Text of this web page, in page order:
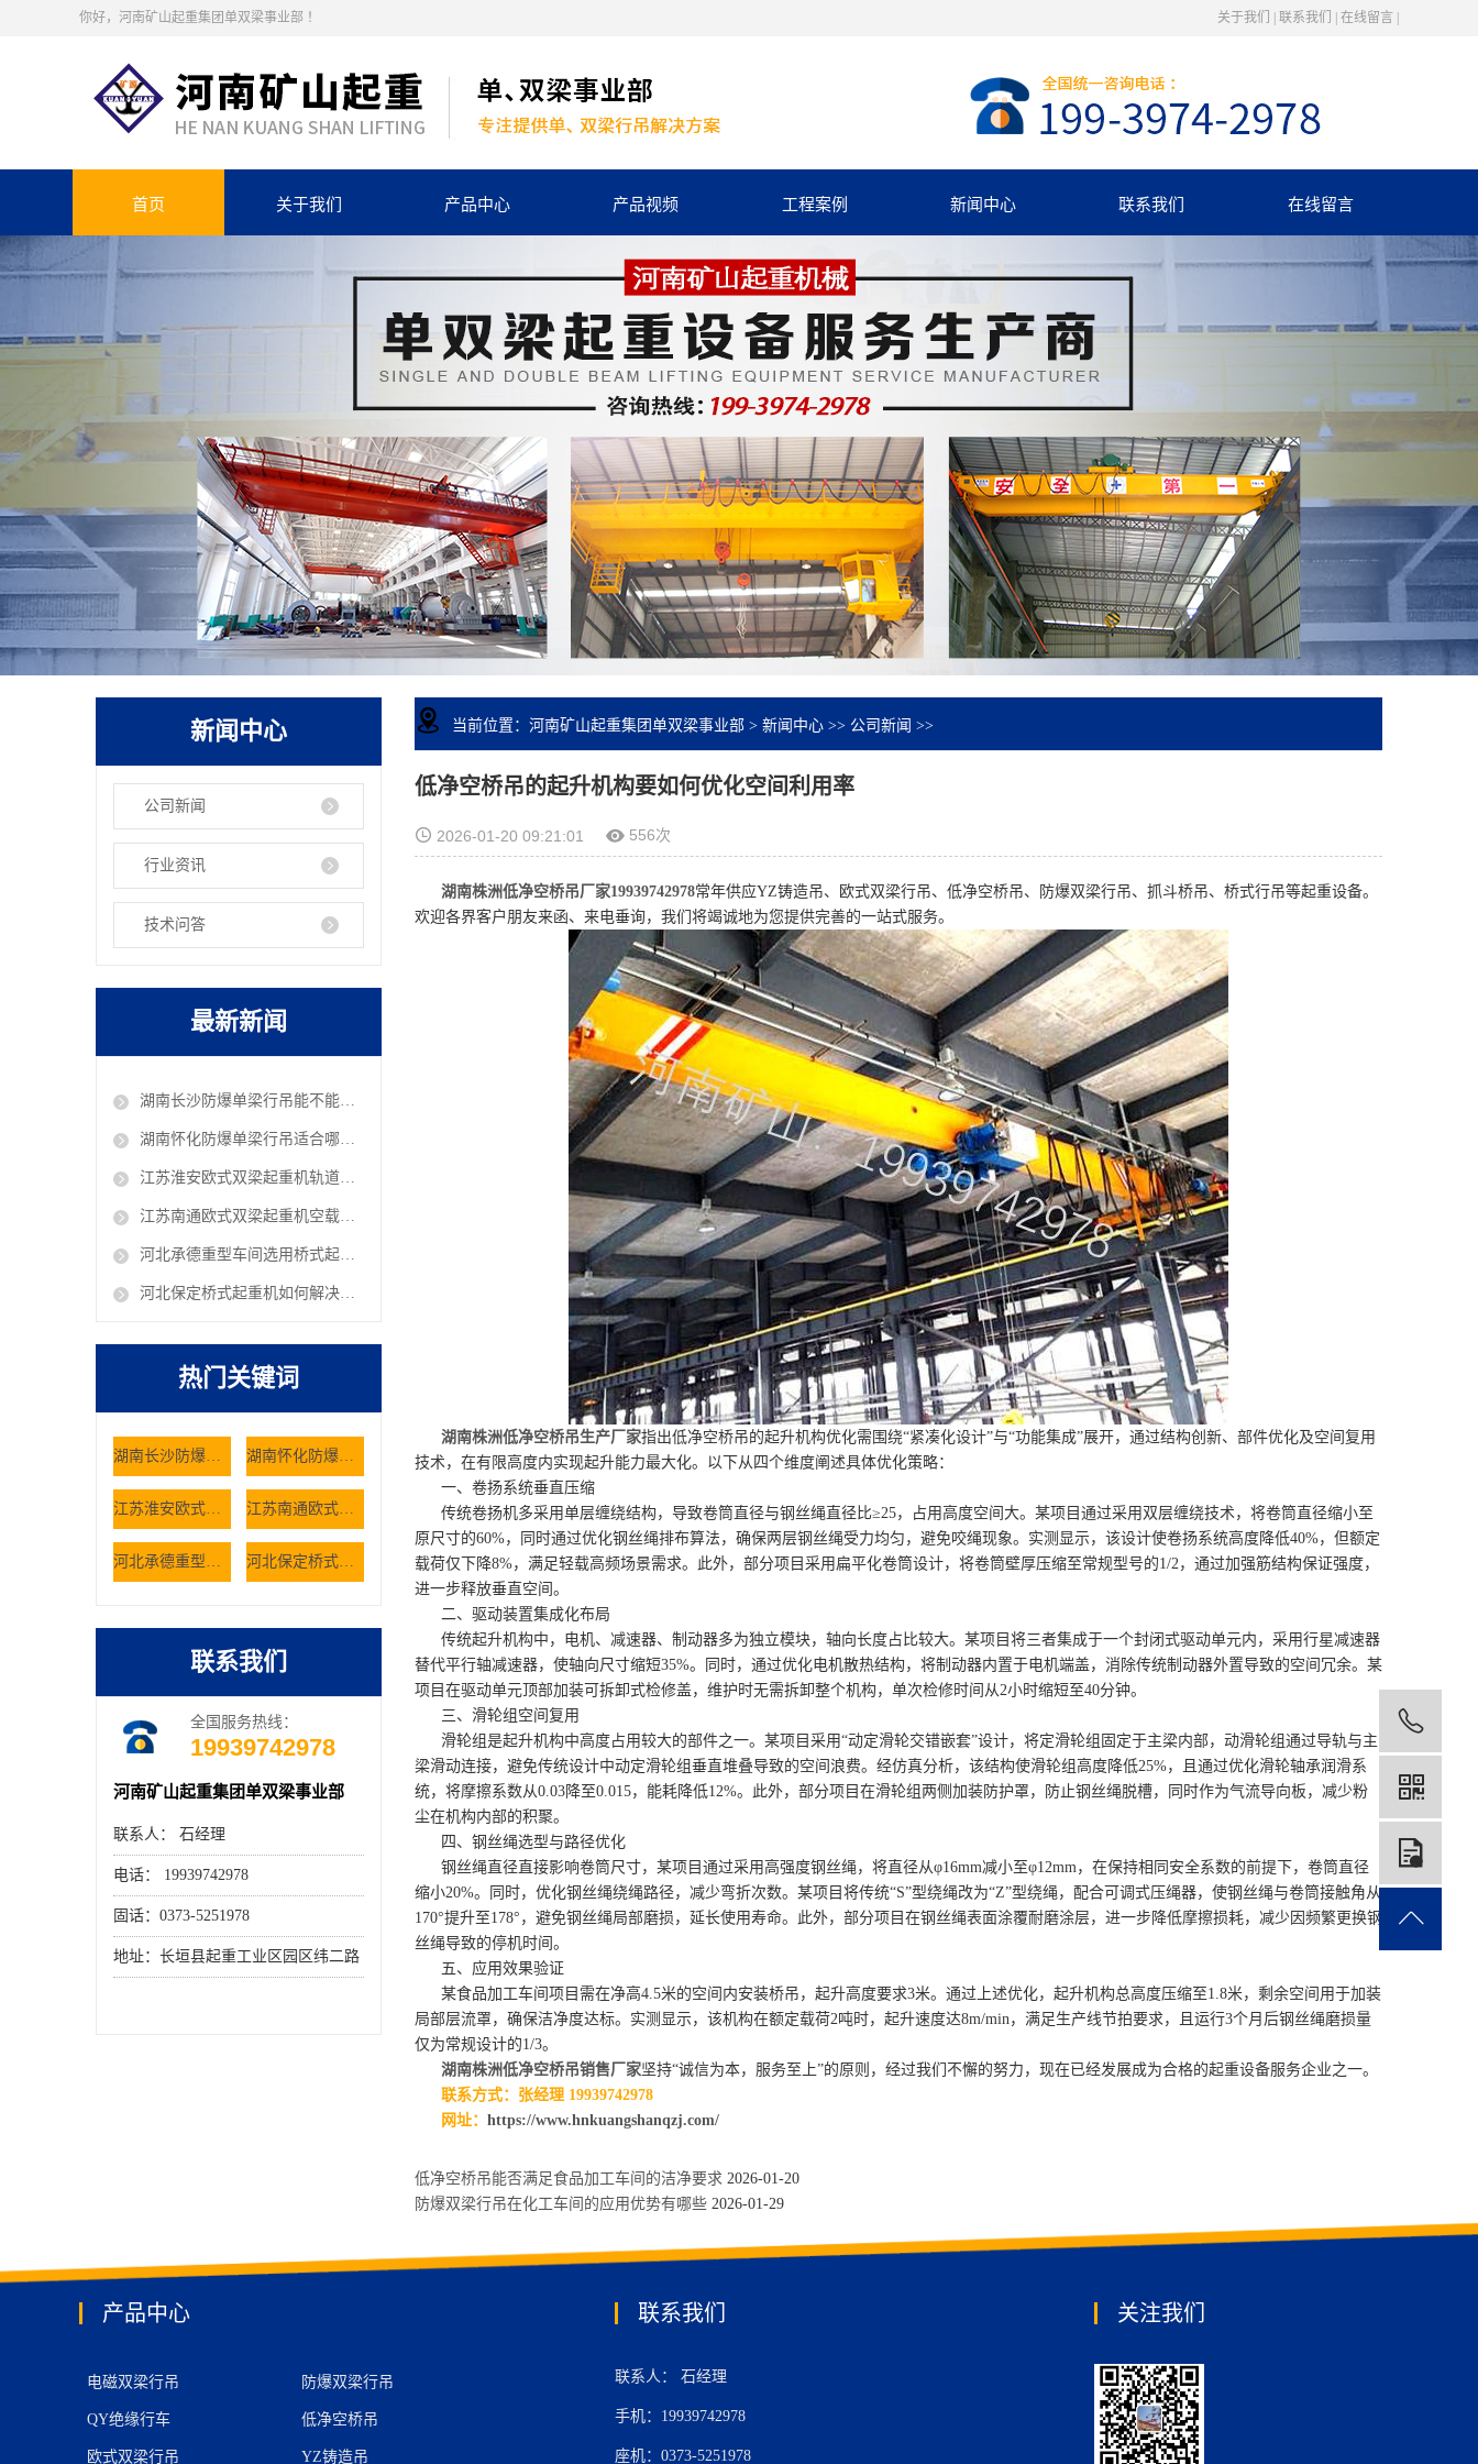
你好，河南矿山起重集团单双梁事业部 ！ 关于我们 联系我们 在线留言
首页 关于我们 产品中心 产品视频 工程案例 新闻中心 联系我们 在线留言
新闻中心
公司新闻
行业资讯
技术问答
最新新闻
湖南长沙防爆单梁行吊能不能在油库车间作业
湖南怀化防爆单梁行吊适合哪些危险工况使用
江苏淮安欧式双梁起重机轨道铺设有哪些规范 欧式行吊厂家
江苏南通欧式双梁起重机空载抖动是什么原因 欧式行吊厂家
河北承德重型车间选用桥式起重机有哪些核心考量因素
河北保定桥式起重机如何解决仓储大件货物的搬运难题
热门关键词
湖南长沙防爆单梁行吊能不能在油库车间作业 湖南怀化防爆单梁行吊适合哪些危险工况使用
江苏淮安欧式双梁起重机轨道铺设有哪些规范 欧式行吊厂家 江苏南通欧式双梁起重机空载抖动是什么原因 欧式行吊厂家
河北承德重型车间选用桥式起重机有哪些核心考量因素 河北保定桥式起重机如何解决仓储大件货物的搬运难题
联系我们
全国服务热线：
19939742978
河南矿山起重集团单双梁事业部
联系人： 石经理
电话： 19939742978
固话：0373-5251978
地址：长垣县起重工业区园区纬二路
当前位置： 河南矿山起重集团单双梁事业部 > 新闻中心 >> 公司新闻 >>
低净空桥吊的起升机构要如何优化空间利用率
2026-01-20 09:21:01 556次
湖南株洲低净空桥吊厂家19939742978常年供应YZ铸造吊、欧式双梁行吊、低净空桥吊、防爆双梁行吊、抓斗桥吊、桥式行吊等起重设备。
欢迎各界客户朋友来函、来电垂询，我们将竭诚地为您提供完善的一站式服务。
湖南株洲低净空桥吊生产厂家指出低净空桥吊的起升机构优化需围绕“紧凑化设计”与“功能集成”展开，通过结构创新、部件优化及空间复用
技术，在有限高度内实现起升能力最大化。以下从四个维度阐述具体优化策略：
一、卷扬系统垂直压缩
传统卷扬机多采用单层缠绕结构，导致卷筒直径与钢丝绳直径比≥25，占用高度空间大。某项目通过采用双层缠绕技术，将卷筒直径缩小至
原尺寸的60%，同时通过优化钢丝绳排布算法，确保两层钢丝绳受力均匀，避免咬绳现象。实测显示，该设计使卷扬系统高度降低40%，但额定
载荷仅下降8%，满足轻载高频场景需求。此外，部分项目采用扁平化卷筒设计，将卷筒壁厚压缩至常规型号的1/2，通过加强筋结构保证强度，
进一步释放垂直空间。
二、驱动装置集成化布局
传统起升机构中，电机、减速器、制动器多为独立模块，轴向长度占比较大。某项目将三者集成于一个封闭式驱动单元内，采用行星减速器
替代平行轴减速器，使轴向尺寸缩短35%。同时，通过优化电机散热结构，将制动器内置于电机端盖，消除传统制动器外置导致的空间冗余。某
项目在驱动单元顶部加装可拆卸式检修盖，维护时无需拆卸整个机构，单次检修时间从2小时缩短至40分钟。
三、滑轮组空间复用
滑轮组是起升机构中高度占用较大的部件之一。某项目采用“动定滑轮交错嵌套”设计，将定滑轮组固定于主梁内部，动滑轮组通过导轨与主
梁滑动连接，避免传统设计中动定滑轮组垂直堆叠导致的空间浪费。经仿真分析，该结构使滑轮组高度降低25%，且通过优化滑轮轴承润滑系
统，将摩擦系数从0.03降至0.015，能耗降低12%。此外，部分项目在滑轮组两侧加装防护罩，防止钢丝绳脱槽，同时作为气流导向板，减少粉
尘在机构内部的积聚。
四、钢丝绳选型与路径优化
钢丝绳直径直接影响卷筒尺寸，某项目通过采用高强度钢丝绳，将直径从φ16mm减小至φ12mm，在保持相同安全系数的前提下，卷筒直径
缩小20%。同时，优化钢丝绳绕绳路径，减少弯折次数。某项目将传统“S”型绕绳改为“Z”型绕绳，配合可调式压绳器，使钢丝绳与卷筒接触角从
170°提升至178°，避免钢丝绳局部磨损，延长使用寿命。此外，部分项目在钢丝绳表面涂覆耐磨涂层，进一步降低摩擦损耗，减少因频繁更换钢
丝绳导致的停机时间。
五、应用效果验证
某食品加工车间项目需在净高4.5米的空间内安装桥吊，起升高度要求3米。通过上述优化，起升机构总高度压缩至1.8米，剩余空间用于加装
局部层流罩，确保洁净度达标。实测显示，该机构在额定载荷2吨时，起升速度达8m/min，满足生产线节拍要求，且运行3个月后钢丝绳磨损量
仅为常规设计的1/3。
湖南株洲低净空桥吊销售厂家坚持“诚信为本，服务至上”的原则，经过我们不懈的努力，现在已经发展成为合格的起重设备服务企业之一。
联系方式：张经理 19939742978
网址： https://www.hnkuangshanqzj.com/
低净空桥吊能否满足食品加工车间的洁净要求 2026-01-20
防爆双梁行吊在化工车间的应用优势有哪些 2026-01-29
产品中心
电磁双梁行吊 防爆双梁行吊
QY绝缘行车 低净空桥吊
欧式双梁行吊 YZ铸造吊
联系我们
联系人： 石经理
手机：19939742978
座机：0373-5251978
关注我们